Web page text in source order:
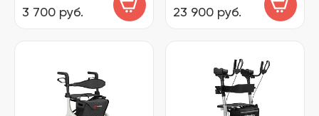
3 700 руб. 23 900 руб.